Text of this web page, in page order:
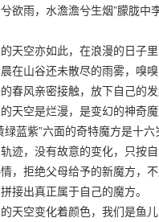
雨，水澹澹兮生烟”朦胧中
空亦如此，在浪漫的日子里
在山谷还未散尽的雨雾，嗅
春风亲密接触，放下自己的
空是烂漫，是变幻的神奇
蓝紫”六面的奇特魔方是十六
迹，没有故意的变化，只按
，拒绝父母给予的新魔方，
接出真正属于自己的魔方。
空变化着颜色，我们是鱼